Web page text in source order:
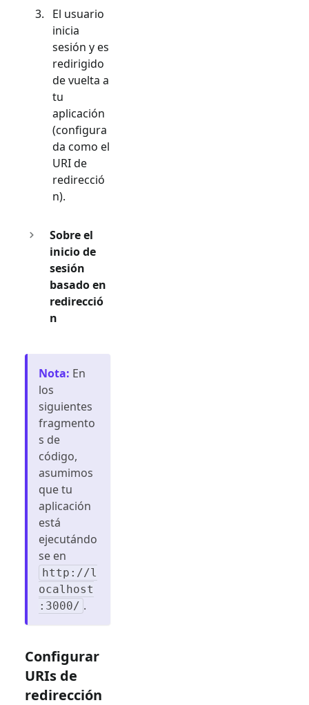
El usuario
inicia
sesión y es
redirigido
de vuelta a
tu
aplicación
(configura
da como el
URI de
redirecció
n).
Sobre el
inicio de
sesión
basado en
redirecció
n
Nota: En
los
siguientes
fragmento
s de
código,
asumimos
que tu
aplicación
está
ejecutándo
se en
http://l
ocalhost
:3000/ .
Configurar
URIs de
redirección